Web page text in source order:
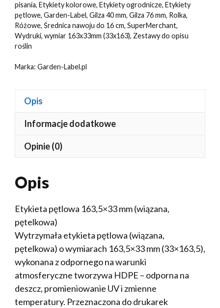
pisania, Etykiety kolorowe, Etykiety ogrodnicze, Etykiety
pętlowe, Garden-Label, Gilza 40 mm, Gilza 76 mm, Rolka,
Różowe, Średnica nawoju do 16 cm, SuperMerchant,
Wydruki, wymiar 163x33mm (33x163), Zestawy do opisu
roślin
Marka: Garden-Label.pl
Opis
Informacje dodatkowe
Opinie (0)
Opis
Etykieta pętlowa 163,5×33 mm (wiązana,
pętelkowa)
Wytrzymała etykieta pętlowa (wiązana,
pętelkowa) o wymiarach 163,5×33 mm (33×163,5),
wykonana z odpornego na warunki
atmosferyczne tworzywa HDPE – odporna na
deszcz, promieniowanie UV i zmienne
temperatury. Przeznaczona do drukarek